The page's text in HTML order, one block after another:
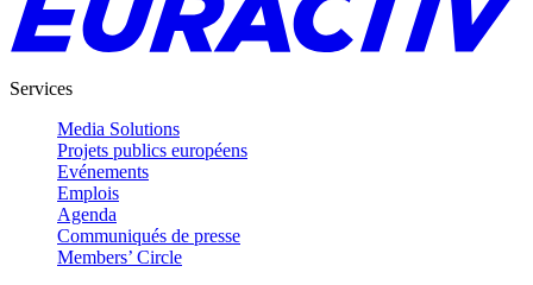
Services
Media Solutions
Projets publics européens
Evénements
Emplois
Agenda
Communiqués de presse
Members’ Circle